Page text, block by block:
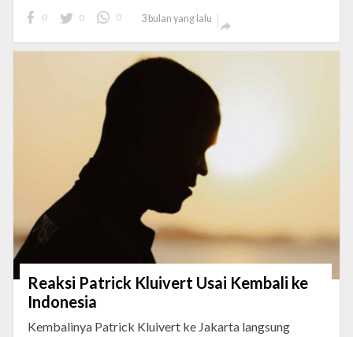
0 0 0 3 bulan yang lalu

Reaksi Patrick Kluivert Usai Kembali ke
Indonesia
Kembalinya Patrick Kluivert ke Jakarta langsung